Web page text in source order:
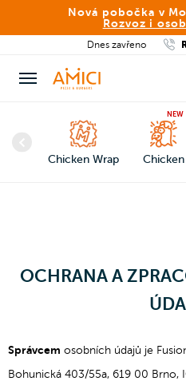
Nová pobočka v
Rozvoz i
Dnes zavřeno
Chicken Wrap Chicken
NEW
OCHRANA A
Správcem osobních údajů je
Bohunická 403/55a, 619 00 Brno,